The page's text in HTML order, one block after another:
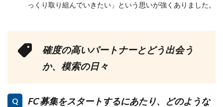
っくり取り組んでいきたい」という思いが強くありました。
確度の高いパートナーとどう出会う
か、模索の日々
FC 募集をスタートするにあたり、どのような